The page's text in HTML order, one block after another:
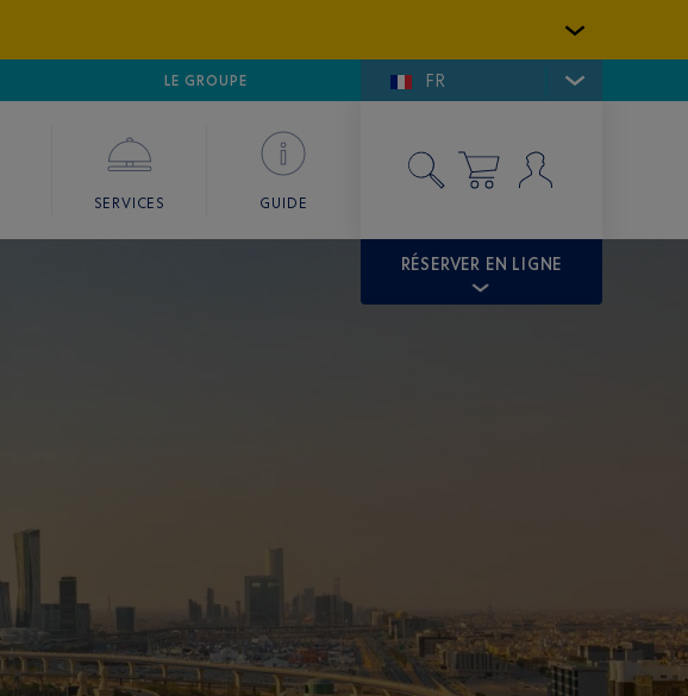
GOLFE DE SAINT-TROPEZ
LE GROUPE FR
SERVICES GUIDE
RÉSERVER EN LIGNE